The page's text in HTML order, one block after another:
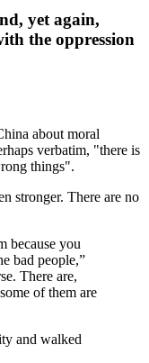
yet again,
the oppression
about moral
verbatim, "there is
things".
stronger. There are no
because you
bad people,”
There are,
of them are
and walked